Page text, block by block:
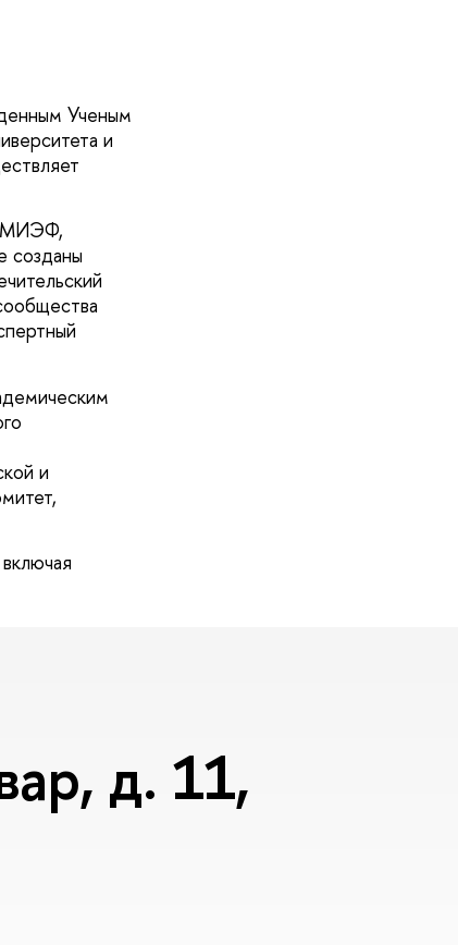
Ученым
и
МИЭФ,
созданы
и
д. 11,